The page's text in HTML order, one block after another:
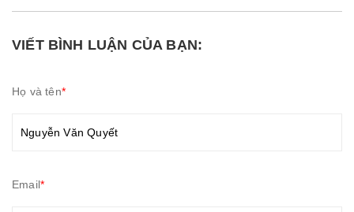
VIẾT BÌNH LUẬN CỦA BẠN:
Họ và tên*
Email*